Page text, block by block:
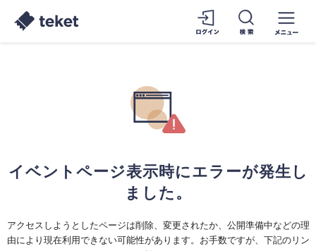
イベントページ表示時にエラーが発生し
ました。
アクセスしようとしたページは削除、変更されたか、公開準備中などの理
由により現在利用できない可能性があります。お手数ですが、下記のリン